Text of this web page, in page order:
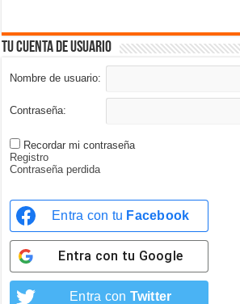
Tu cuenta de usuario
Nombre de usuario:
Contraseña:
Recordar mi contraseña
Registro
Contraseña perdida
Entra con tu Facebook
Entra con tu Google
Entra con Twitter